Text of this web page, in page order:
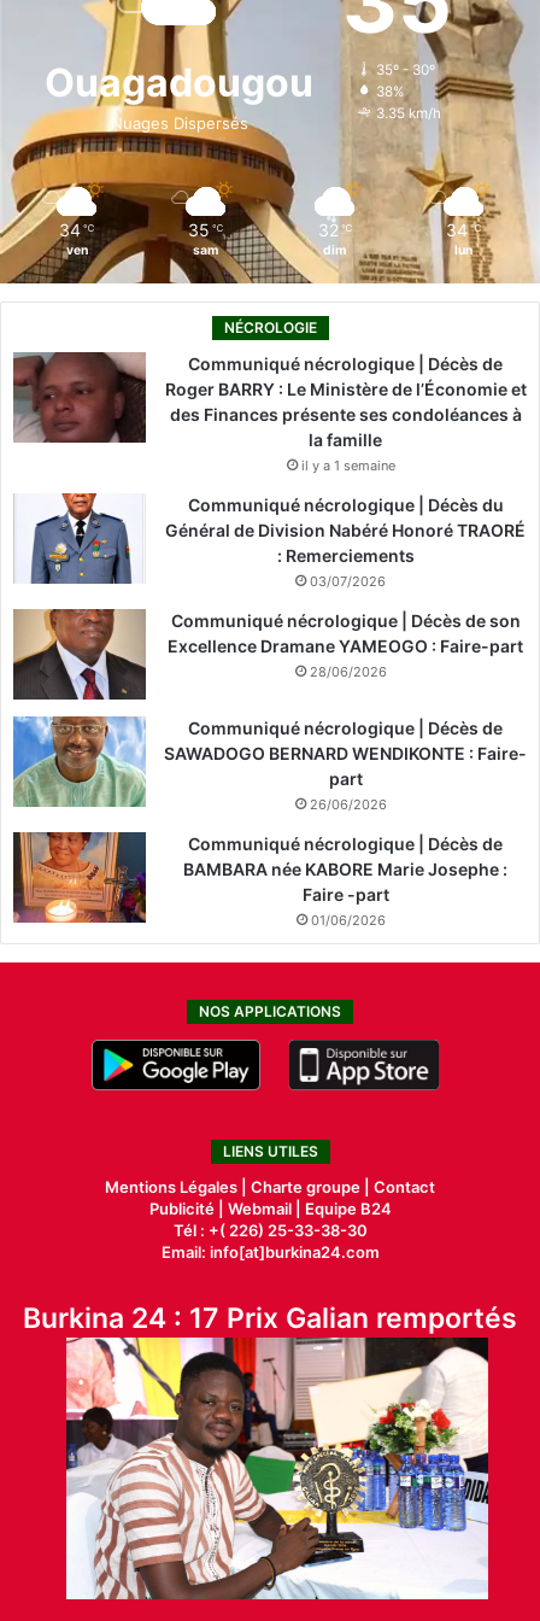
b
o
k
i
n
a
g
r
o
k
Ouagadougou
Nuages Dispersés
35º - 30º
38%
3.35 km/h
34 ℃
ven
35 ℃
sam
32 ℃
dim
34 ℃
lun
NÉCROLOGIE
Communiqué nécrologique | Décès de
Roger BARRY : Le Ministère de l’Économie et
des Finances présente ses condoléances à
la famille
il y a 1 semaine
Communiqué nécrologique | Décès du
Général de Division Nabéré Honoré TRAORÉ
: Remerciements
03/07/2026
Communiqué nécrologique | Décès de son
Excellence Dramane YAMEOGO : Faire-part
28/06/2026
Communiqué nécrologique | Décès de
SAWADOGO BERNARD WENDIKONTE : Faire-
part
26/06/2026
Communiqué nécrologique | Décès de
BAMBARA née KABORE Marie Josephe :
Faire -part
01/06/2026
NOS APPLICATIONS
LIENS UTILES
Mentions Légales | Charte groupe | Contact
Publicité| Webmail |
Equipe B24
Tél : +( 226) 25-33-38-30
Email: info[at]burkina24.com
Burkina 24 : 17 Prix Galian remportés